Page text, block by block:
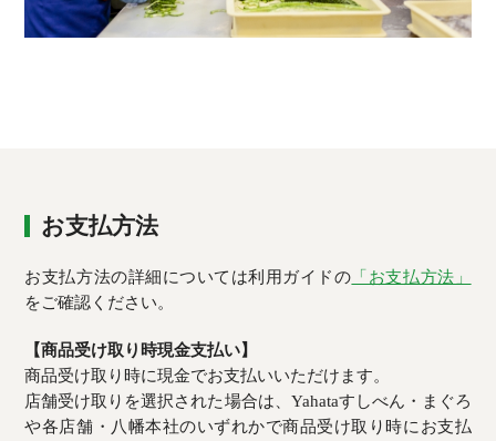
お支払方法
お支払方法の詳細については利用ガイドの 「お支払方法」
をご確認ください。
【商品受け取り時現金支払い】
商品受け取り時に現金でお支払いいただけます。
店舗受け取りを選択された場合は、Yahataすしべん・まぐろ
や各店舗・八幡本社のいずれかで商品受け取り時にお支払